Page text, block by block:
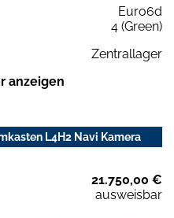
Euro6d
4 (Green)
Zentrallager
anzeigen
L4H2 Navi Kamera
21.750,00 €
ausweisbar